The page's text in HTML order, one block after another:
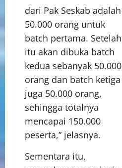
dari Pak Seskab adalah
50.000 orang untuk
batch pertama. Setelah
itu akan dibuka batch
kedua sebanyak 50.000
orang dan batch ketiga
juga 50.000 orang,
sehingga totalnya
mencapai 150.000
peserta,” jelasnya.
Sementara itu,